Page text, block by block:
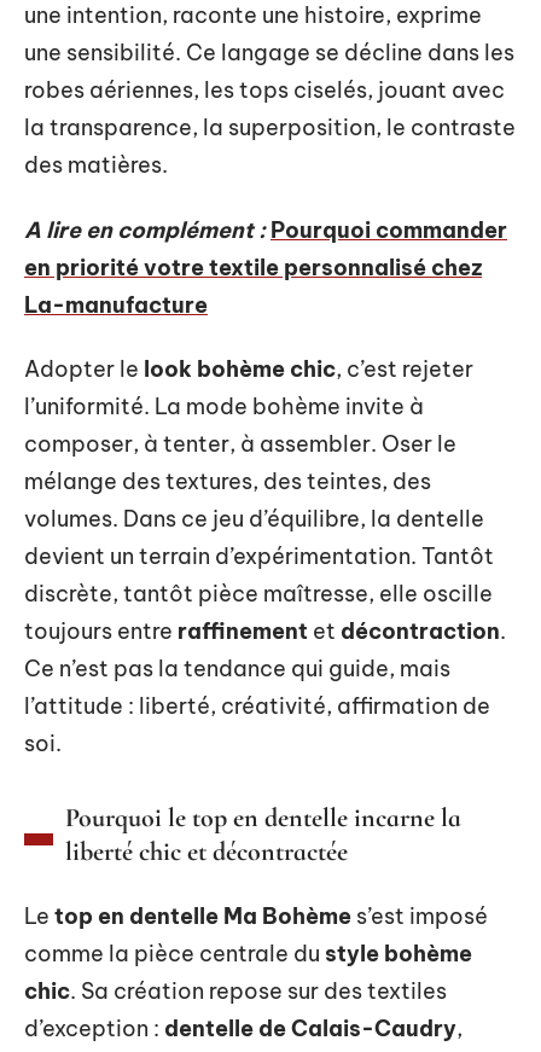
une intention, raconte une histoire, exprime
une sensibilité. Ce langage se décline dans les
robes aériennes, les tops ciselés, jouant avec
la transparence, la superposition, le contraste
des matières.
A lire en complément : Pourquoi commander
en priorité votre textile personnalisé chez
La-manufacture
Adopter le look bohème chic, c’est rejeter
l’uniformité. La mode bohème invite à
composer, à tenter, à assembler. Oser le
mélange des textures, des teintes, des
volumes. Dans ce jeu d’équilibre, la dentelle
devient un terrain d’expérimentation. Tantôt
discrète, tantôt pièce maîtresse, elle oscille
toujours entre raffinement et décontraction.
Ce n’est pas la tendance qui guide, mais
l’attitude : liberté, créativité, affirmation de
soi.
Pourquoi le top en dentelle incarne la
liberté chic et décontractée
Le top en dentelle Ma Bohème s’est imposé
comme la pièce centrale du style bohème
chic. Sa création repose sur des textiles
d’exception : dentelle de Calais-Caudry,